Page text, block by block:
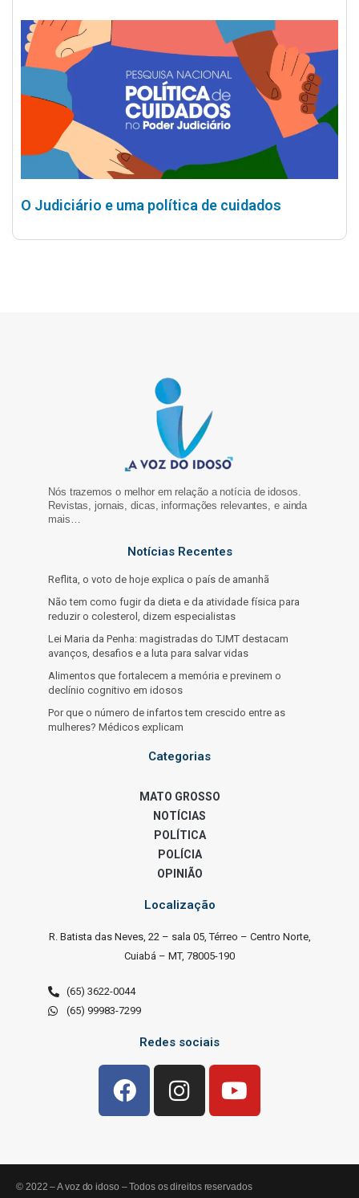
O Judiciário e uma política de cuidados
Nós trazemos o melhor em relação a notícia de idosos.
Revistas, jornais, dicas, informações relevantes, e ainda
mais…
Notícias Recentes
Reflita, o voto de hoje explica o país de amanhã
Não tem como fugir da dieta e da atividade física para
reduzir o colesterol, dizem especialistas
Lei Maria da Penha: magistradas do TJMT destacam
avanços, desafios e a luta para salvar vidas
Alimentos que fortalecem a memória e previnem o
declínio cognitivo em idosos
Por que o número de infartos tem crescido entre as
mulheres? Médicos explicam
Categorias
MATO GROSSO
NOTÍCIAS
POLÍTICA
POLÍCIA
OPINIÃO
Localização
R. Batista das Neves, 22 – sala 05, Térreo – Centro Norte,
Cuiabá – MT, 78005-190
(65) 3622-0044
(65) 99983-7299
Redes sociais
© 2022 – A voz do idoso – Todos os direitos reservados